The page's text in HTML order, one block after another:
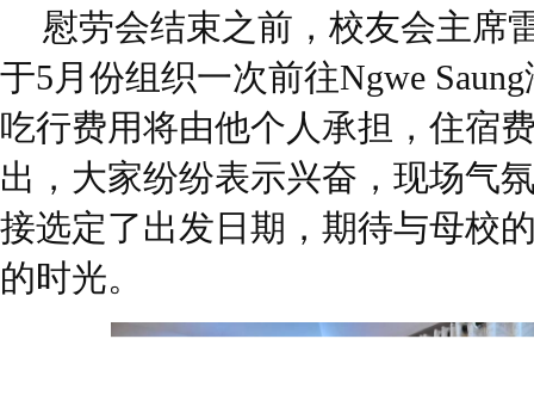
慰劳会结束之前，校友会主席
于5月份组织一次前往Ngwe
吃行费用将由他个人承担，住宿
出，大家纷纷表示兴奋，现场气
接选定了出发日期，期待与母校
的时光。